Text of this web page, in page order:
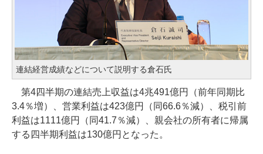
連結経営成績などについて説明する倉石氏
第4四半期の連結売上収益は4兆491億円（前年同期比
3.4％増）、営業利益は423億円（同66.6％減）、税引前
利益は1111億円（同41.7％減）、親会社の所有者に帰属
する四半期利益は130億円となった。